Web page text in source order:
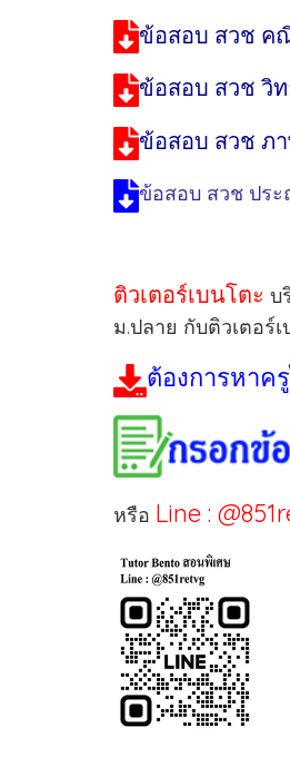
ข้อสอบ สวช ค
ข้อสอบ สวช วิ
ข้อสอบ สวช ภ
ข้อสอบ สวช ปร
ติวเตอร์เบนโตะ บ
ม.ปลาย กับติวเตอร์
ต้องการหาค
หรือ Line :